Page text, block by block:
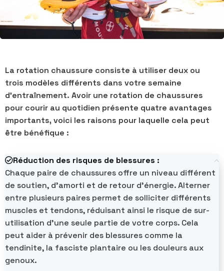
La rotation chaussure consiste à utiliser deux ou
trois modèles différents dans votre semaine
d’entraînement. Avoir une rotation de chaussures
pour courir au quotidien présente quatre avantages
importants, voici les raisons pour laquelle cela peut
être bénéfique :
Réduction des risques de blessures :
Chaque paire de chaussures offre un niveau différent
de soutien, d'amorti et de retour d'énergie. Alterner
entre plusieurs paires permet de solliciter différents
muscles et tendons, réduisant ainsi le risque de sur-
utilisation d'une seule partie de votre corps. Cela
peut aider à prévenir des blessures comme la
tendinite, la fasciste plantaire ou les douleurs aux
genoux.